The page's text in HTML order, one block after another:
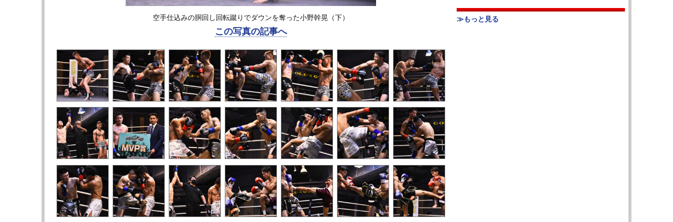
空手仕込みの胴回し回転蹴りでダウンを奪った小野幹晃（下）
この写真の記事へ
≫もっと見る